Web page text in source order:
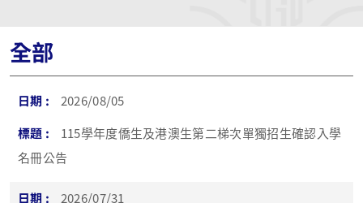
全部
2026/08/05
115學年度僑生及港澳生第二梯次單獨招生確認入學
名冊公告
2026/07/31